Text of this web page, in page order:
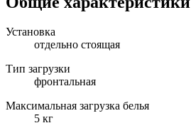
Установка
отдельно стоящая
Тип загрузки
фронтальная
Максимальная загрузка белья
5 кг